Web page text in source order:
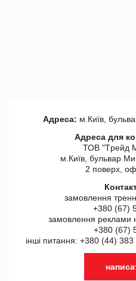
Адреса: м.Київ,
Адреса для
ТОВ "Tрейд
м.Київ, бульвар
2 поверх,
замовлення
+380 (67)
замовлення реклами
+380 (67)
інші питання: +380 (44)